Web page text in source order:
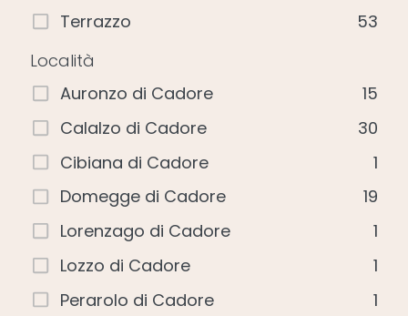
Terrazzo
53
Località
Auronzo di Cadore
15
Calalzo di Cadore
30
Cibiana di Cadore
1
Domegge di Cadore
19
Lorenzago di Cadore
1
Lozzo di Cadore
1
Perarolo di Cadore
1